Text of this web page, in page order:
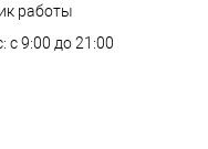
работы
с 9:00 до 21:00